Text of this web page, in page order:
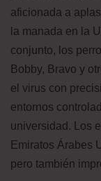
aficionada a
la manada en la
conjunto, los
Bobby, Bravo y
el virus con
entornos
universidad. Los
Emiratos Árabes
pero también